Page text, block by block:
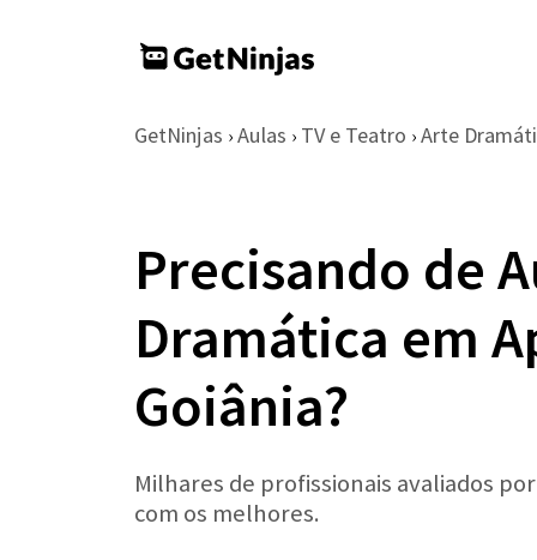
GetNinjas › Aulas › TV e Teatro › Arte
Precisando de
Dramática em
Goiânia?
Milhares de profissionais avaliados
com os melhores.